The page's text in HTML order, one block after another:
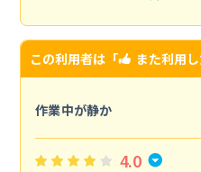
この利用者は「 また利用
作業中が静か
4.0